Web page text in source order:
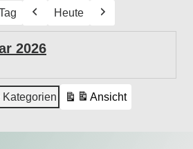
Zurück
Heute
2026
Kategorien Ansicht
ausdrucken